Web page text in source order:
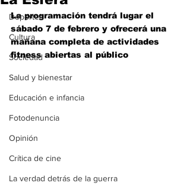
Deportes
Cultura
Sociedad
Salud y bienestar
Educación e infancia
Fotodenuncia
Opinión
Crítica de cine
La verdad detrás de la guerra
La programación tendrá lugar el
sábado 7 de febrero y ofrecerá una
mañana completa de actividades
fitness abiertas al público